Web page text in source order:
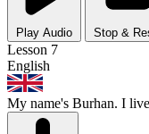
Play Audio Stop &
Lesson 7
English
My name's Burhan. I